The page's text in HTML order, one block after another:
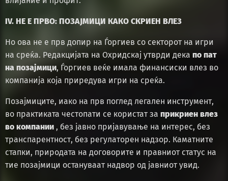
IV. НЕ Е ПРВО: ПОЗАЈМИЦИ КАКО СКРИЕН ВЛЕЗ
Но ова не е прв допир на Ѓоргиев со секторот на игри
на среќа. Редакцијата на Охридскај утврди дека по пат
на позајмици, Ѓоргиев веќе имала финансиски влез во
компанија која приредува игри на среќа.
Позајмиците, иако на прв поглед легален инструмент,
во практиката честопати се користат за прикриен влез
во компании , без јавно пријавување на интерес, без
транспарентност, без регулаторен надзор. Каматните
стапки, природата на договорите и правниот статус на
тие позајмици остануваат надвор од јавниот увид.